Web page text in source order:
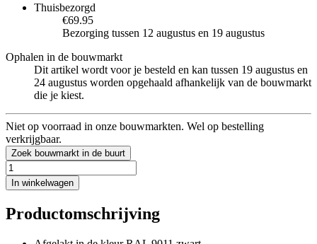
Thuisbezorgd
€69.95
Bezorging tussen 12 augustus en 19 augustus
Ophalen in de bouwmarkt
Dit artikel wordt voor je besteld en kan tussen 19 augustus en
24 augustus worden opgehaald afhankelijk van de bouwmarkt
die je kiest.
Niet op voorraad in onze bouwmarkten. Wel op bestelling
verkrijgbaar.
Zoek bouwmarkt in de buurt
In winkelwagen
Productomschrijving